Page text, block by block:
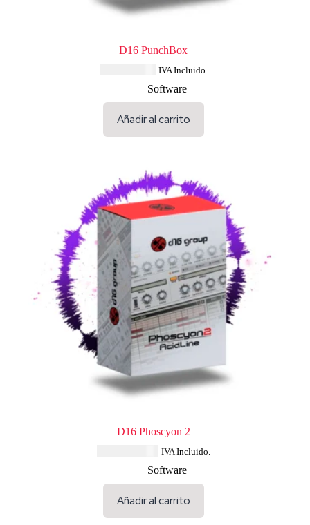
D16 PunchBox
IVA Incluido.
Software
Añadir al carrito
D16 Phoscyon 2
IVA Incluido.
Software
Añadir al carrito